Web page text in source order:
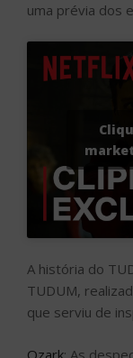
uma prévia dos
A história do
TUDUM,
que serviu de
Ozark: As